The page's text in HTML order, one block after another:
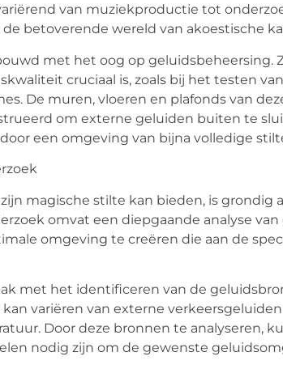
van muziekproductie tot
betoverende wereld van akoestische
met het oog op geluidsbeheersing.
cruciaal is, zoals bij het testen
De muren, vloeren en plafonds van
om externe geluiden buiten te
een omgeving van bijna volledige
magische stilte kan bieden, is grondig
omvat een diepgaande analyse
omgeving te creëren die aan de
met het identificeren van de
variëren van externe
Door deze bronnen te analyseren,
nodig zijn om de gewenste